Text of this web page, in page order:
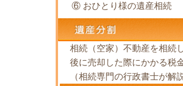
⑥ おひとり様の遺産相続
相続（空家）不動産を相続
後に売却した際にかかる税
（相続専門の行政書士が解説